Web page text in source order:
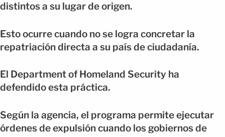
distintos a su lugar de origen.
Esto ocurre cuando no se logra concretar la
repatriación directa a su país de ciudadanía.
El Department of Homeland Security ha
defendido esta práctica.
Según la agencia, el programa permite ejecutar
órdenes de expulsión cuando los gobiernos de